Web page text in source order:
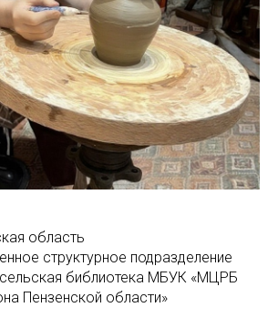
область
структурное подразделение
библиотека МБУК «МЦРБ
Пензенской области»